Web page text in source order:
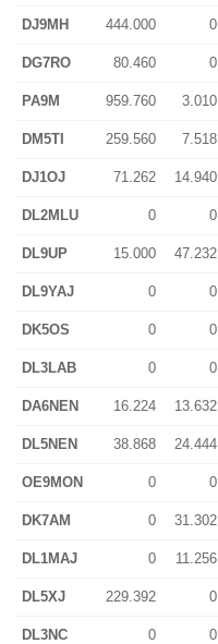
DJ9MH 444.000 0
DG7RO 80.460 0
PA9M 959.760 3.010
DM5TI 259.560 7.518
DJ1OJ 71.262 14.940
DL2MLU 0 0
DL9UP 15.000 47.232
DL9YAJ 0 0
DK5OS 0 0
DL3LAB 0 0
DA6NEN 16.224 13.632
DL5NEN 38.868 24.444
OE9MON 0 0
DK7AM 0 31.302
DL1MAJ 0 11.256
DL5XJ 229.392 0
DL3NC 0 0